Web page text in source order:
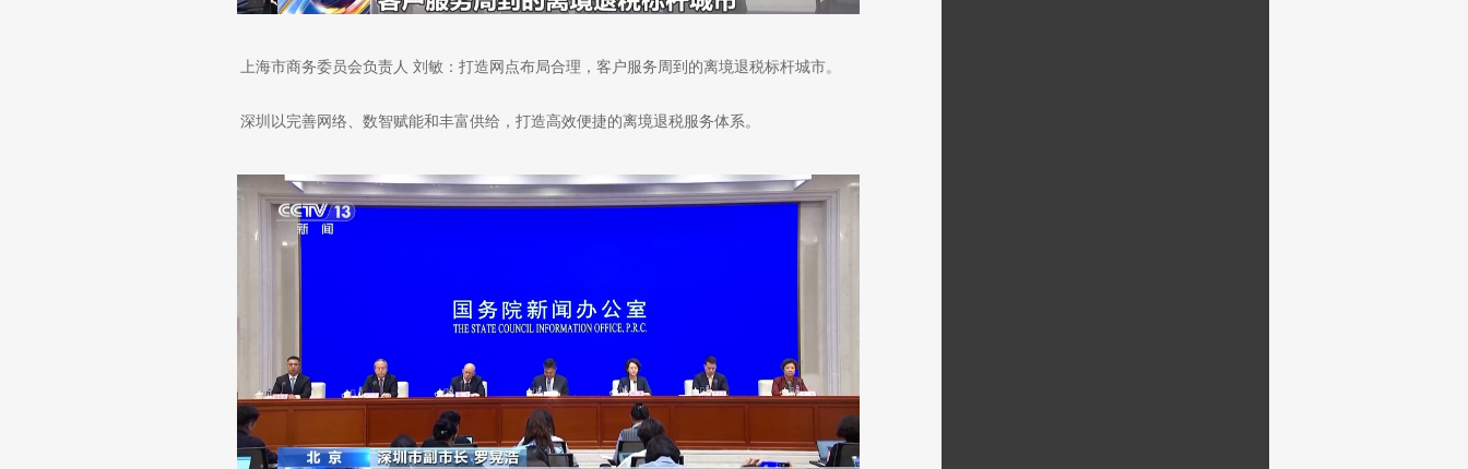
上海市商务委员会负责人 刘敏：打造网点布局合理，客户服务周到的离境退税标杆城市。
深圳以完善网络、数智赋能和丰富供给，打造高效便捷的离境退税服务体系。